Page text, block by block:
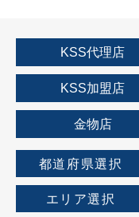
KSS代理店
KSS加盟店
金物店
都道府県選択
エリア選択